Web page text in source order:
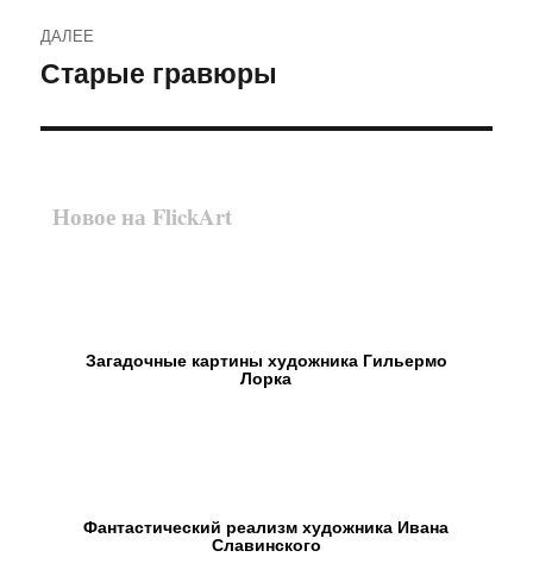
ДАЛЕЕ
Следующая
Старые гравюры
Новое на FlickArt
Загадочные картины художника Гильермо
Лорка
Фантастический реализм художника Ивана
Славинского